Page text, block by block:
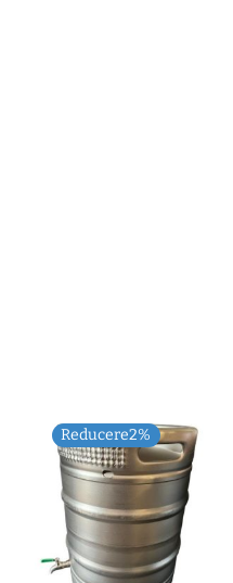
Reducere2%
Prețul
inițial
a
470,00 lei.
Prețul
curent
este:
460,00 lei.